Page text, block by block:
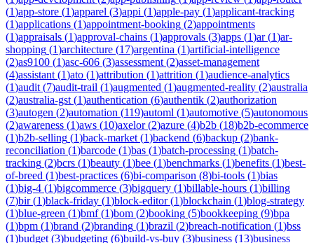
(1)app-store (1)apparel (3)appi (1)apple-pay (1)applicant-tracking
(1)applications (1)appointment-booking (2)appointments
(1)appraisals (1)approval-chains (1)approvals (3)apps (1)ar(1)ar-
shopping (1)architecture (17)argentina (1)artificial-intelligence
(2)as9100 (1)asc-606 (3)assessment (2)asset-management
(4)assistant (1)ato (1)attribution (1)attrition (1)audience-analytics
(1)audit (7)audit-trail (1)augmented (1)augmented-reality (2)australia
(2)australia-gst (1)authentication (6)authentik (2)authorization
(3)autogen (2)automation (119)automl (1)automotive (5)autonomous
(2)awareness (1)aws (10)axelor(2)azure (4)b2b (18)b2b-ecommerce
(1)b2b-selling (1)back-market (1)backend (6)backup (2)bank-
reconciliation (1)barcode (1)bas (1)batch-processing (1)batch-
tracking (2)bcrs (1)beauty (1)bee (1)benchmarks (1)benefits (1)best-
of-breed (1)best-practices (6)bi-comparison (8)bi-tools (1)bias
(1)big-4 (1)bigcommerce (3)bigquery (1)billable-hours (1)billing
(7)bir(1)black-friday (1)block-editor(1)blockchain (1)blog-strategy
(1)blue-green (1)bmf(1)bom (2)booking (5)bookkeeping (9)bpa
(1)bpm (1)brand (2)branding (1)brazil (2)breach-notification (1)bss
(1)budget (3)budgeting (6)build-vs-buy (3)business (13)business